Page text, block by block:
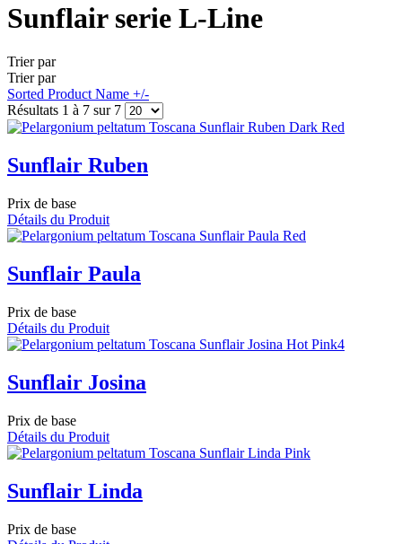
Sunflair serie L-Line
Trier par
Trier par
Sorted Product Name +/-
Résultats 1 à 7 sur 7
Sunflair Ruben
Prix de base
Détails du Produit
Sunflair Paula
Prix de base
Détails du Produit
Sunflair Josina
Prix de base
Détails du Produit
Sunflair Linda
Prix de base